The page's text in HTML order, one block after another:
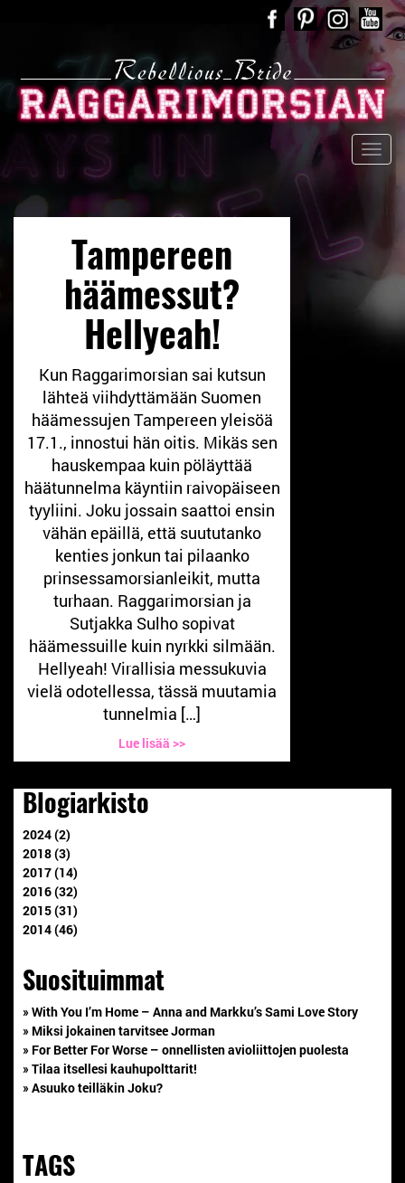
Tampereen
häämessut?
Hellyeah!
Kun Raggarimorsian sai kutsun
lähteä viihdyttämään Suomen
häämessujen Tampereen yleisöä
17.1., innostui hän oitis. Mikäs sen
hauskempaa kuin pöläyttää
häätunnelma käyntiin raivopäiseen
tyyliini. Joku jossain saattoi ensin
vähän epäillä, että suututanko
kenties jonkun tai pilaanko
prinsessamorsianleikit, mutta
turhaan. Raggarimorsian ja
Sutjakka Sulho sopivat
häämessuille kuin nyrkki silmään.
Hellyeah! Virallisia messukuvia
vielä odotellessa, tässä muutamia
tunnelmia […]
Lue lisää >>
Blogiarkisto
2024 (2)
2018 (3)
2017 (14)
2016 (32)
2015 (31)
2014 (46)
Suosituimmat
» With You I’m Home – Anna and Markku’s Sami Love Story
» Miksi jokainen tarvitsee Jorman
» For Better For Worse – onnellisten avioliittojen puolesta
» Tilaa itsellesi kauhupolttarit!
» Asuuko teilläkin Joku?
TAGS